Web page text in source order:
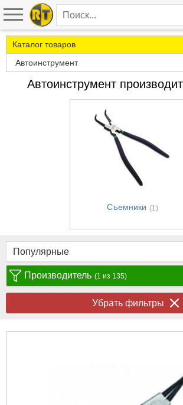
Каталог товаров
Автоинструмент
Автоинструмент
Съемники (1)
Производитель (1 из 135)
Убрать фильтры